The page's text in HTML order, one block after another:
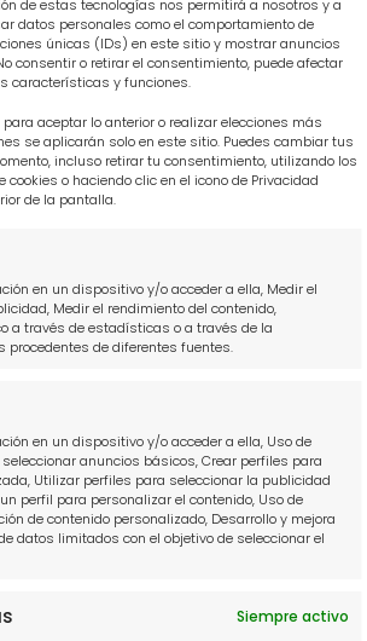
de estas tecnologías nos permitirá a nosotros y a
datos personales como el comportamiento de
únicas (IDs) en este sitio y mostrar anuncios
consentir o retirar el consentimiento, puede afectar
características y funciones.
aceptar lo anterior o realizar elecciones más
se aplicarán solo en este sitio. Puedes cambiar tus
incluso retirar tu consentimiento, utilizando los
cookies o haciendo clic en el icono de Privacidad
de la pantalla.
en un dispositivo y/o acceder a ella, Medir el
Medir el rendimiento del contenido,
a través de estadísticas o a través de la
procedentes de diferentes fuentes.
en un dispositivo y/o acceder a ella, Uso de
anuncios básicos, Crear perfiles para
Utilizar perfiles para seleccionar la publicidad
perfil para personalizar el contenido, Uso de
de contenido personalizado, Desarrollo y mejora
datos limitados con el objetivo de seleccionar el
Siempre activo
tus deudas Málaga
tus deudas Tenerife
tus deudas Valencia